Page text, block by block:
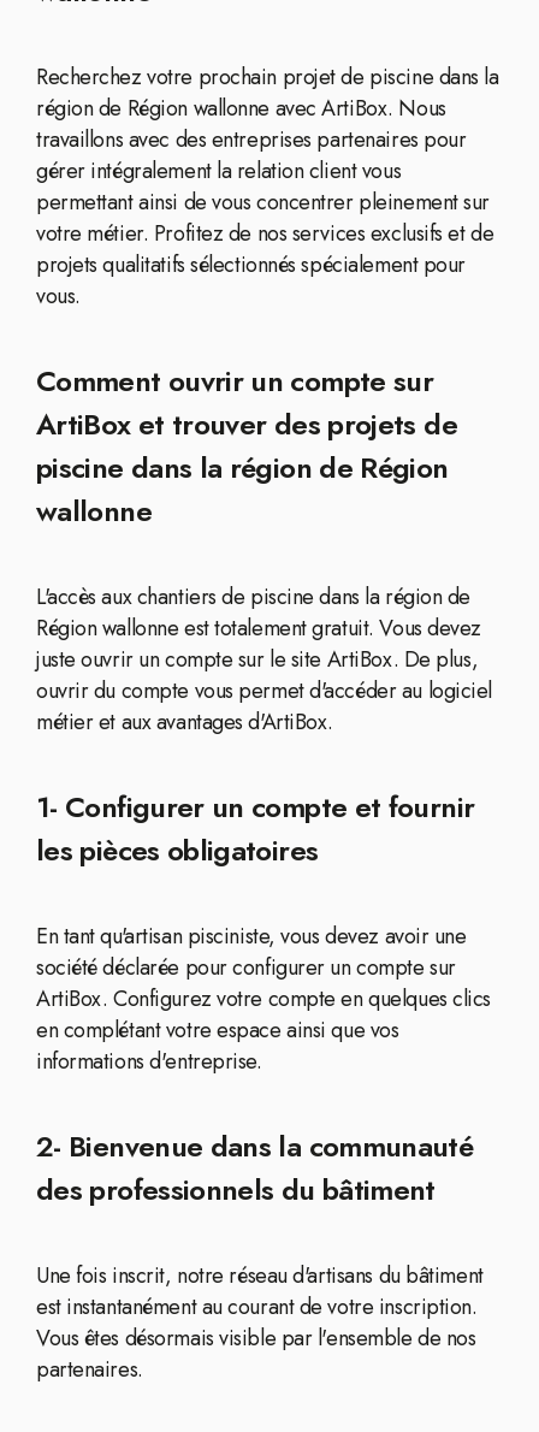
Recherchez votre prochain projet de piscine dans la
région de Région wallonne avec ArtiBox. Nous
travaillons avec des entreprises partenaires pour
gérer intégralement la relation client vous
permettant ainsi de vous concentrer pleinement sur
votre métier. Profitez de nos services exclusifs et de
projets qualitatifs sélectionnés spécialement pour
vous.
Comment ouvrir un compte sur
ArtiBox et trouver des projets de
piscine dans la région de Région
wallonne
L'accès aux chantiers de piscine dans la région de
Région wallonne est totalement gratuit. Vous devez
juste ouvrir un compte sur le site ArtiBox. De plus,
ouvrir du compte vous permet d'accéder au logiciel
métier et aux avantages d'ArtiBox.
1- Configurer un compte et fournir
les pièces obligatoires
En tant qu'artisan pisciniste, vous devez avoir une
société déclarée pour configurer un compte sur
ArtiBox. Configurez votre compte en quelques clics
en complétant votre espace ainsi que vos
informations d'entreprise.
2- Bienvenue dans la communauté
des professionnels du bâtiment
Une fois inscrit, notre réseau d'artisans du bâtiment
est instantanément au courant de votre inscription.
Vous êtes désormais visible par l'ensemble de nos
partenaires.